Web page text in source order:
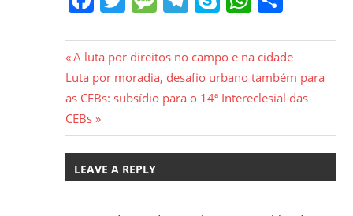
Navegação
de
Post
Previous
Post:
A luta por direitos no campo e na cidade
Next
Post:
Luta por moradia, desafio urbano também para
as CEBs: subsídio para o 14ª Intereclesial das
CEBs
LEAVE A REPLY